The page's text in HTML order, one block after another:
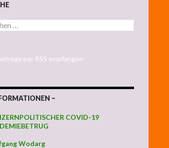
nach:
per RSS empfangen
–
COVID-19
Wodarg